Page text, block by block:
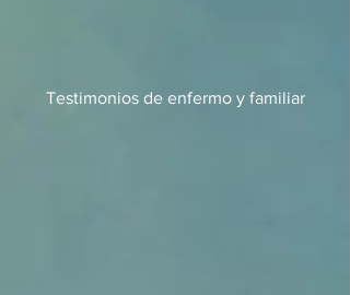
Testimoniosde enfermo y familiar